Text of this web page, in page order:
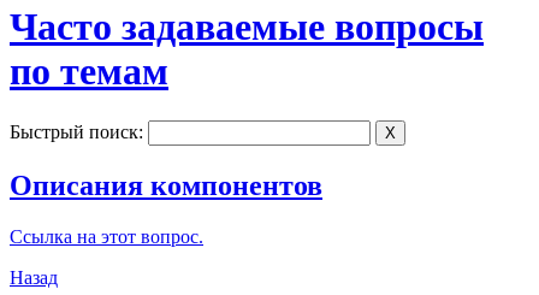
Часто задаваемые вопросы
по темам
Быстрый поиск: X
Описания компонентов
Ссылка на этот вопрос.
Назад